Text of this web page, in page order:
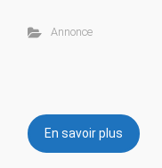
Annonce
En savoir plus